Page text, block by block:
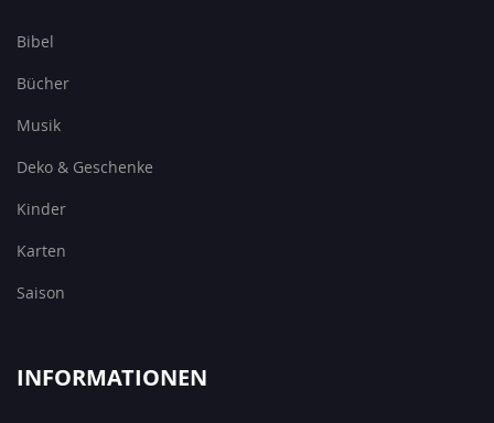
Bibel
Bücher
Musik
Deko & Geschenke
Kinder
Karten
Saison
INFORMATIONEN